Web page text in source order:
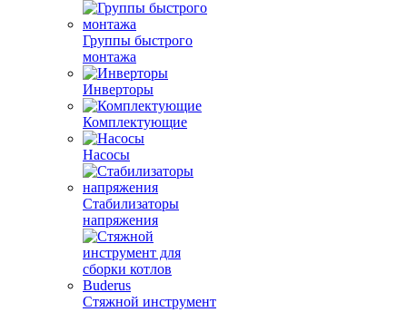
Группы быстрого
монтажа
Инверторы
Комплектующие
Насосы
Стабилизаторы
напряжения
Стяжной инструмент